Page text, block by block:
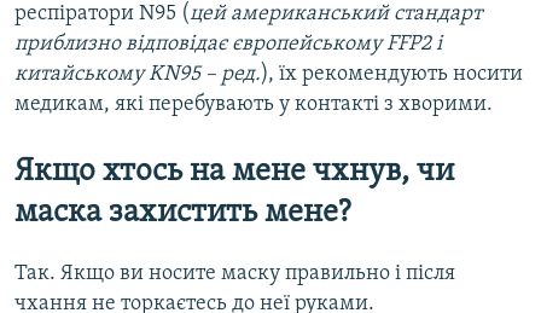
респіратори N95 (цей американський стандарт
приблизно відповідає європейському FFP2 і
китайському KN95 – ред.), їх рекомендують носити
медикам, які перебувають у контакті з хворими.
Якщо хтось на мене чхнув, чи
маска захистить мене?
Так. Якщо ви носите маску правильно і після
чхання не торкаєтесь до неї руками.